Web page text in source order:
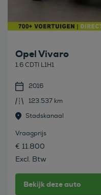
Opel Vivaro
1.6 CDTI L1H1
2016
123.537 km
Stadskanaal
Vraagprijs
€ 11.800
Excl. Btw
Bekijk deze auto